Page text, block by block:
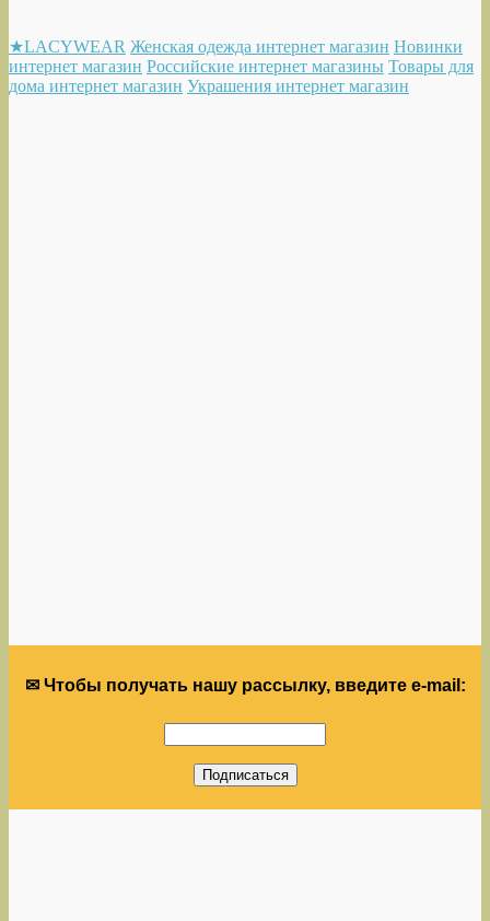
★LACYWEAR Женская одежда интернет магазин Новинки
интернет магазин Российские интернет магазины Товары для
дома интернет магазин Украшения интернет магазин
✉ Чтобы получать нашу рассылку, введите e-mail: